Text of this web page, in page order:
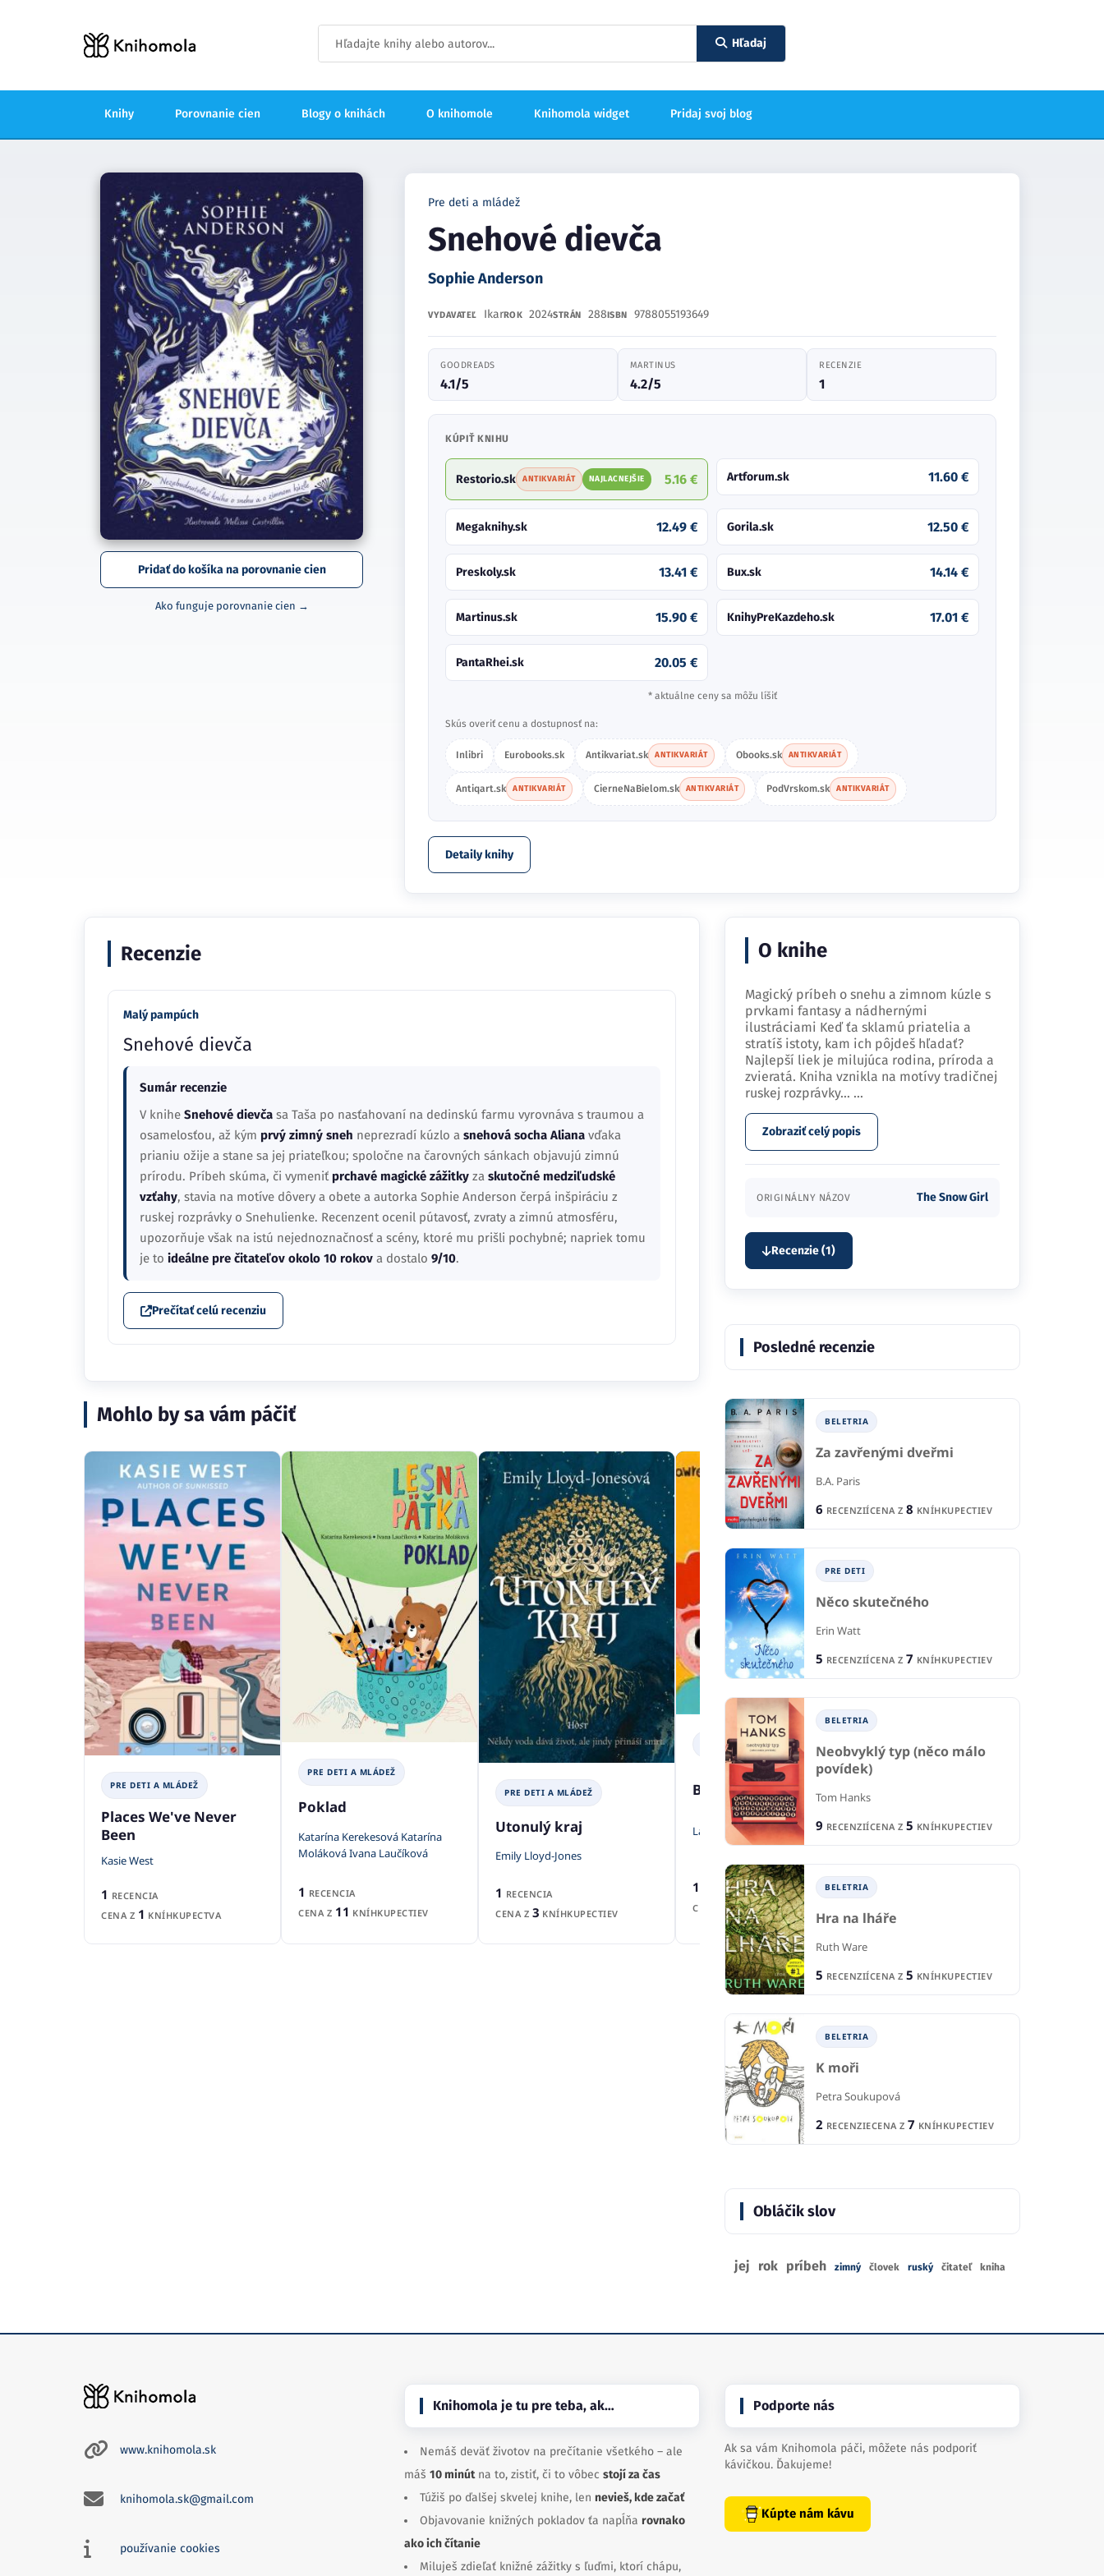
Hľadaj
Knihy Porovnanie cien Blogy o knihách O knihomole Knihomola widget Pridaj svoj blog
Pridať do košíka na porovnanie cien
Ako funguje porovnanie cien →
Pre deti a mládež
Snehové dievča
Sophie Anderson
VYDAVATEĽ IkarROK 2024STRÁN 288ISBN 9788055193649
GOODREADS
4.1/5
MARTINUS
4.2/5
RECENZIE
1
KÚPIŤ KNIHU
Restorio.sk ANTIKVARIÁT NAJLACNEJŠIE 5.16 € Artforum.sk 11.60 €
Megaknihy.sk 12.49 € Gorila.sk 12.50 €
Preskoly.sk 13.41 € Bux.sk 14.14 €
Martinus.sk 15.90 € KnihyPreKazdeho.sk 17.01 €
PantaRhei.sk 20.05 €
* aktuálne ceny sa môžu líšiť
Skús overiť cenu a dostupnosť na:
Inlibri Eurobooks.sk Antikvariat.sk ANTIKVARIÁT Obooks.sk ANTIKVARIÁT
Antiqart.sk ANTIKVARIÁT CierneNaBielom.sk ANTIKVARIÁT PodVrskom.sk ANTIKVARIÁT
Detaily knihy
Recenzie
Malý pampúch
Snehové dievča
Sumár recenzie
V knihe Snehové dievča sa Taša po nasťahovaní na dedinskú farmu vyrovnáva s traumou a
osamelosťou, až kým prvý zimný sneh neprezradí kúzlo a snehová socha Aliana vďaka
prianiu ožije a stane sa jej priateľkou; spoločne na čarovných sánkach objavujú zimnú
prírodu. Príbeh skúma, či vymeniť prchavé magické zážitky za skutočné medziľudské
vzťahy, stavia na motíve dôvery a obete a autorka Sophie Anderson čerpá inšpiráciu z
ruskej rozprávky o Snehulienke. Recenzent ocenil pútavosť, zvraty a zimnú atmosféru,
upozorňuje však na istú nejednoznačnosť a scény, ktoré mu prišli pochybné; napriek tomu
je to ideálne pre čitateľov okolo 10 rokov a dostalo 9/10.
Prečítať celú recenziu
Mohlo by sa vám páčiť
PRE DETI A MLÁDEŽ
Places We've Never
Been
Kasie West
1 RECENCIA
CENA Z 1 KNÍHKUPECTVA
PRE DETI A MLÁDEŽ
Poklad
Katarína Kerekesová Katarína
Moláková Ivana Laučíková
1 RECENCIA
CENA Z 11 KNÍHKUPECTIEV
PRE DETI A MLÁDEŽ
Utonulý kraj
Emily Lloyd-Jones
1 RECENCIA
CENA Z 3 KNÍHKUPECTIEV
PRE DETI A MLÁDEŽ
Brzy ráno
Lawrence Schimel
1
RECENCIA
CENA Z5KNÍHKUPECTIEV
Eulalia Canal
O knihe
Magický príbeh o snehu a zimnom kúzle s
prvkami fantasy a nádhernými
ilustráciami Keď ťa sklamú priatelia a
stratíš istoty, kam ich pôjdeš hľadať?
Najlepší liek je milujúca rodina, príroda a
zvieratá. Kniha vznikla na motívy tradičnej
ruskej rozprávky… ...
Zobraziť celý popis
ORIGINÁLNY NÁZOV The Snow Girl
Recenzie (1)
Posledné recenzie
BELETRIA
Za zavřenými dveřmi
B.A. Paris
6 RECENZIÍCENA Z 8 KNÍHKUPECTIEV
PRE DETI
Něco skutečného
Erin Watt
5 RECENZIÍCENA Z 7 KNÍHKUPECTIEV
BELETRIA
Neobvyklý typ (něco málo
povídek)
Tom Hanks
9 RECENZIÍCENA Z 5 KNÍHKUPECTIEV
BELETRIA
Hra na lháře
Ruth Ware
5 RECENZIÍCENA Z 5 KNÍHKUPECTIEV
BELETRIA
K moři
Petra Soukupová
2 RECENZIECENA Z 7 KNÍHKUPECTIEV
Obláčik slov
jej rok príbeh zimný človek ruský čitateľ kniha
www.knihomola.sk
knihomola.sk@gmail.com
používanie cookies
Knihomola je tu pre teba, ak…
Nemáš deväť životov na prečítanie všetkého – ale
máš 10 minútna to, zistiť, či to vôbec stojí za čas
Túžiš po ďalšej skvelej knihe, len nevieš, kde začať
Objavovanie knižných pokladov ťa napĺňa rovnako
ako ich čítanie
Miluješ zdieľať knižné zážitky s ľuďmi, ktorí chápu,
Podporte nás
Ak sa vám Knihomola páči, môžete nás podporiť
kávičkou. Ďakujeme!
Kúpte nám kávu